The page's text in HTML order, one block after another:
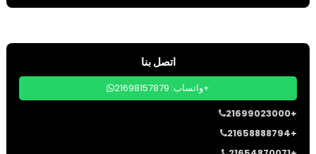
اتصل بنا
واتساب: 21698157879+
21699023000+
21658888794+